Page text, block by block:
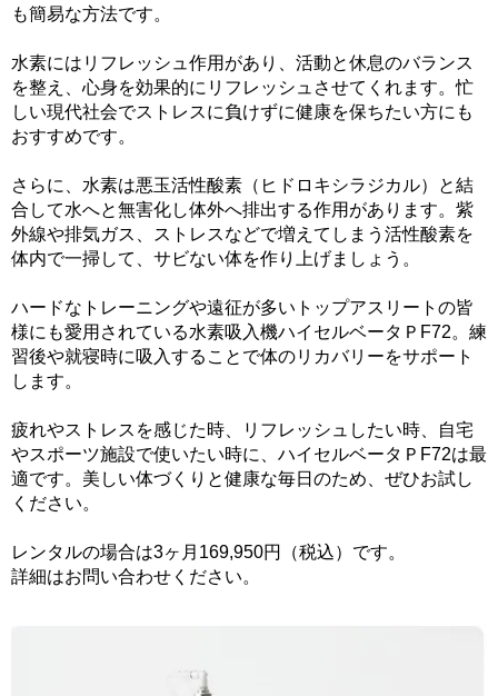
も簡易な方法です。
水素にはリフレッシュ作用があり、活動と休息のバランス
を整え、心身を効果的にリフレッシュさせてくれます。忙
しい現代社会でストレスに負けずに健康を保ちたい方にも
おすすめです。
さらに、水素は悪玉活性酸素（ヒドロキシラジカル）と結
合して水へと無害化し体外へ排出する作用があります。紫
外線や排気ガス、ストレスなどで増えてしまう活性酸素を
体内で一掃して、サビない体を作り上げましょう。
ハードなトレーニングや遠征が多いトップアスリートの皆
様にも愛用されている水素吸入機ハイセルベータＰF72。練
習後や就寝時に吸入することで体のリカバリーをサポート
します。
疲れやストレスを感じた時、リフレッシュしたい時、自宅
やスポーツ施設で使いたい時に、ハイセルベータＰF72は最
適です。美しい体づくりと健康な毎日のため、ぜひお試し
ください。
レンタルの場合は3ヶ月169,950円（税込）です。
詳細はお問い合わせください。